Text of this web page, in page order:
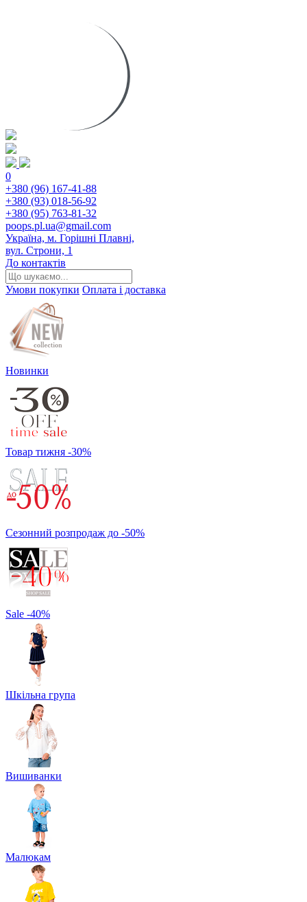
0
+380 (96) 167-41-88
+380 (93) 018-56-92
+380 (95) 763-81-32
poops.pl.ua@gmail.com
Україна, м. Горішні Плавні,
вул. Строни, 1
До контактів
Умови покупки Оплата і доставка
Новинки
Товар тижня -30%
Сезонний розпродаж до -50%
Sale -40%
Шкільна група
Вишиванки
Малюкам